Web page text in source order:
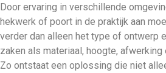
Door ervaring in verschillende
hekwerk of poort in de praktijk aan
verder dan alleen het type of ontwerp
zaken als materiaal, hoogte, afwerking
Zo ontstaat een oplossing die niet